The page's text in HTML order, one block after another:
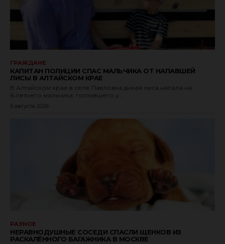
ГРАЖДАНЕ
КАПИТАН ПОЛИЦИИ СПАС МАЛЬЧИКА ОТ НАПАВШЕЙ
ЛИСЫ В АЛТАЙСКОМ КРАЕ
В Алтайском крае в селе Павловка дикая лиса напала на
6‑летнего мальчика, гостившего у...
5 августа 2026
РАЗНОЕ
НЕРАВНОДУШНЫЕ СОСЕДИ СПАСЛИ ЩЕНКОВ ИЗ
РАСКАЛЁННОГО БАГАЖНИКА В МОСКВЕ